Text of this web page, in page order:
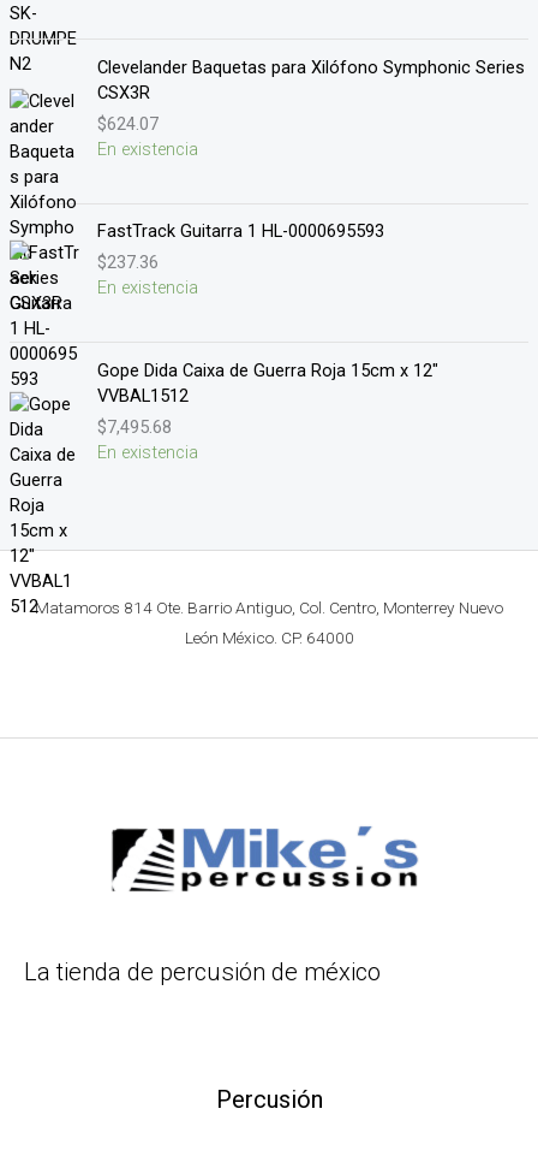
Clevelander Baquetas para Xilófono Symphonic Series
CSX3R
$624.07
En existencia
FastTrack Guitarra 1 HL-0000695593
$237.36
En existencia
Gope Dida Caixa de Guerra Roja 15cm x 12"
VVBAL1512
$7,495.68
En existencia
Matamoros 814 Ote. Barrio Antiguo, Col. Centro, Monterrey Nuevo
León México. CP. 64000
La tienda de percusión de méxico
Percusión